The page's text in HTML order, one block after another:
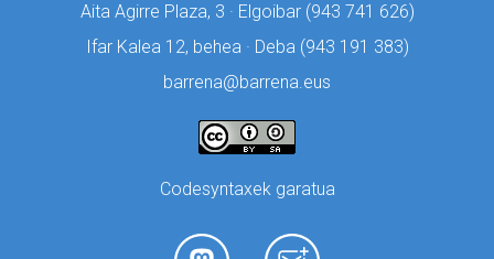
Aita Agirre Plaza, 3 · Elgoibar (943 741 626)
Ifar Kalea 12, behea · Deba (943 191 383)
barrena@barrena.eus
Codesyntaxek garatua